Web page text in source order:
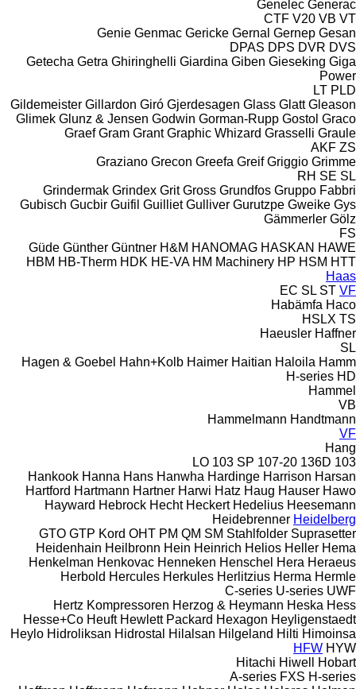
Genelec Generac
CTF V20 VB VT
Genie Genmac Gericke Gernal Gernep Gesan
DPAS DPS DVR DVS
Getecha Getra Ghiringhelli Giardina Giben Gieseking Giga
Power
LT PLD
Gildemeister Gillardon Giró Gjerdesagen Glass Glatt Gleason
Glimek Glunz & Jensen Godwin Gorman-Rupp Gostol Graco
Graef Gram Grant Graphic Whizard Grasselli Graule
AKF ZS
Graziano Grecon Greefa Greif Griggio Grimme
RH SE SL
Grindermak Grindex Grit Gross Grundfos Gruppo Fabbri
Gubisch Gucbir Guifil Guilliet Gulliver Gurutzpe Gweike Gys
Gämmerler Gölz
FS
Güde Günther Güntner H&M HANOMAG HASKAN HAWE
HBM HB‑Therm HDK HE-VA HM Machinery HP HSM HTT
Haas
EC SL ST VF
Habämfa Haco
HSLX TS
Haeusler Haffner
SL
Hagen & Goebel Hahn+Kolb Haimer Haitian Haloila Hamm
H-series HD
Hammel
VB
Hammelmann Handtmann
VF
Hang
103 LO
103 SP 107-20 136D
Hankook Hanna Hans Hanwha Hardinge Harrison Harsan
Hartford Hartmann Hartner Harwi Hatz Haug Hauser Hawo
Hayward Hebrock Hecht Heckert Hedelius Heesemann
Heidebrenner Heidelberg
GTO GTP Kord OHT PM QM SM Stahlfolder Suprasetter
Heidenhain Heilbronn Hein Heinrich Helios Heller Hema
Henkelman Henkovac Henneken Henschel Hera Heraeus
Herbold Hercules Herkules Herlitzius Herma Hermle
C-series U-series UWF
Hertz Kompressoren Herzog & Heymann Heska Hess
Hesse+Co Heuft Hewlett Packard Hexagon Heyligenstaedt
Heylo Hidroliksan Hidrostal Hilalsan Hilgeland Hilti Himoinsa
HFW HYW
Hitachi Hiwell
Hobart
A-series FXS H-series